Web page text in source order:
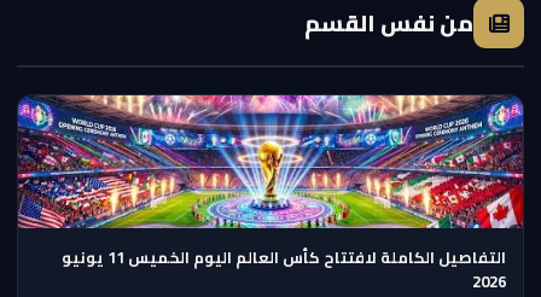
من نفس القسم
التفاصيل الكاملة لافتتاح كأس العالم اليوم الخميس 11 يونيو
2026